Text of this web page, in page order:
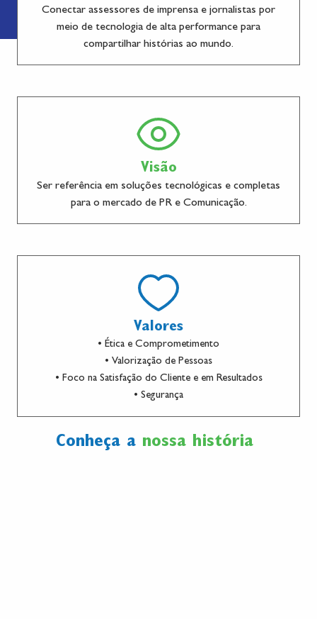
Conectar assessores de imprensa e jornalistas por
meio de tecnologia de alta performance para
compartilhar histórias ao mundo.
Visão
Ser referência em soluções tecnológicas e completas
para o mercado de PR e Comunicação.
Valores
• Ética e Comprometimento
• Valorização de Pessoas
• Foco na Satisfação do Cliente e em Resultados
• Segurança
Conheça a nossa história